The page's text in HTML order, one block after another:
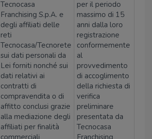
Tecnocasa
Franchising S.p.A. e
degli affiliati delle
reti
Tecnocasa/Tecnorete
sui dati personali da
Lei forniti nonché sui
dati relativi ai
contratti di
compravendita o di
affitto conclusi grazie
alla mediazione degli
affiliati per finalità
commerciali
per il periodo
massimo di 15
anni dalla loro
registrazione
conformemente
al
provvedimento
di accoglimento
della richiesta di
verifica
preliminare
presentata da
Tecnocasa
Franchising